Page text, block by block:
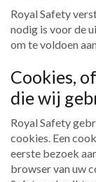
Royal Safety
nodig is voor de
om te voldoen
Cookies,
die wij
Royal Safety
cookies. Een
eerste bezoek
browser van uw